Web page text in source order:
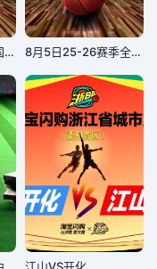
8月3日25-26赛季国青男篮热身赛 加拿大大卫安篮球学院VS澳大利亚纽纳华丁闪电队 8月5日25-26赛季全国青年篮球联赛 福建浔兴75VS72辽宁沈阳三生